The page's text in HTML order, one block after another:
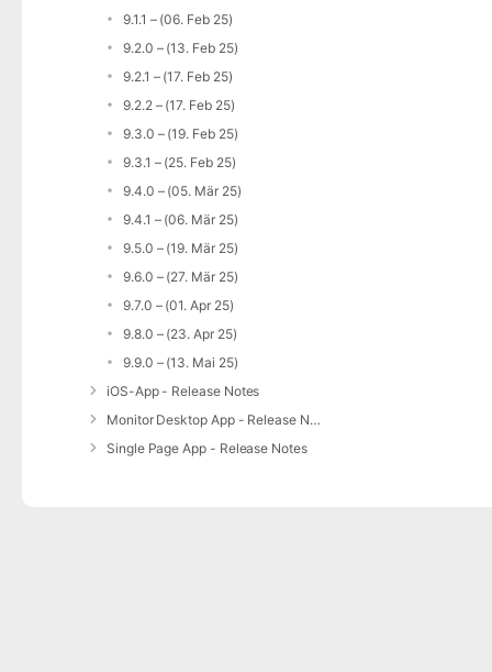
9.1.1 – (06. Feb 25)
9.2.0 – (13. Feb 25)
9.2.1 – (17. Feb 25)
9.2.2 – (17. Feb 25)
9.3.0 – (19. Feb 25)
9.3.1 – (25. Feb 25)
9.4.0 – (05. Mär 25)
9.4.1 – (06. Mär 25)
9.5.0 – (19. Mär 25)
9.6.0 – (27. Mär 25)
9.7.0 – (01. Apr 25)
9.8.0 – (23. Apr 25)
9.9.0 – (13. Mai 25)
iOS-App - Release Notes
Monitor Desktop App - Release Notes
Single Page App - Release Notes